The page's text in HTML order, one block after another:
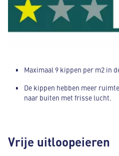
Maximaal 9 kippen per m2 in
De kippen hebben meer
naar buiten met frisse lucht.
De dieren hebben een
Vrije uitloopeieren